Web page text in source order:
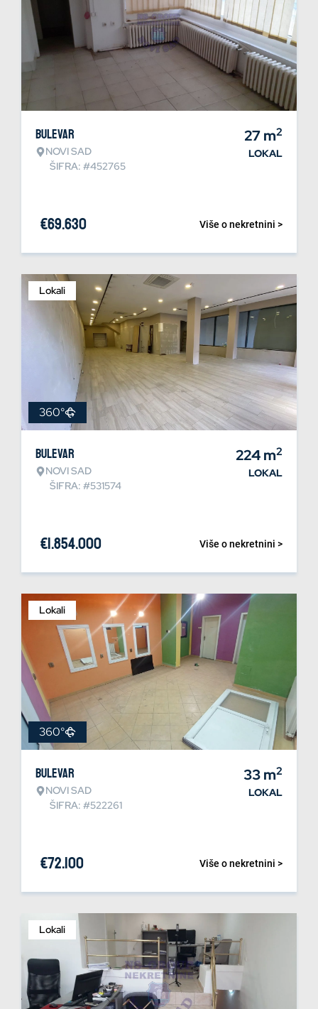
Bulevar
NOVI SAD
ŠIFRA: #452765
27m2
LOKAL
Više o nekretnini >
€69.630
Lokali
360°
Bulevar
NOVI SAD
ŠIFRA: #531574
224m2
LOKAL
Više o nekretnini >
€1.854.000
Lokali
360°
Bulevar
NOVI SAD
ŠIFRA: #522261
33m2
LOKAL
Više o nekretnini >
€72.100
Lokali